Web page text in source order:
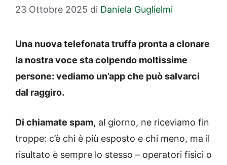
23 Ottobre 2025 di Daniela Guglielmi
Una nuova telefonata truffa pronta a clonare
la nostra voce sta colpendo moltissime
persone: vediamo un’app che può salvarci
dal raggiro.
Di chiamate spam, al giorno, ne riceviamo fin
troppe: c’è chi è più esposto e chi meno, ma il
risultato è sempre lo stesso – operatori fisici o